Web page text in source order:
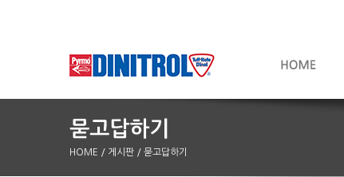
HOME / 게시판 / 묻고답하기